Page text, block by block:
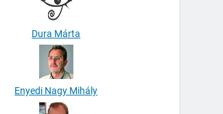
Dura Márta
Enyedi Nagy Mihály